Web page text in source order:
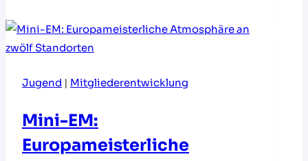
Januar
2024
Jugend | Mitgliederentwicklung
Mini-EM:
Europameisterliche